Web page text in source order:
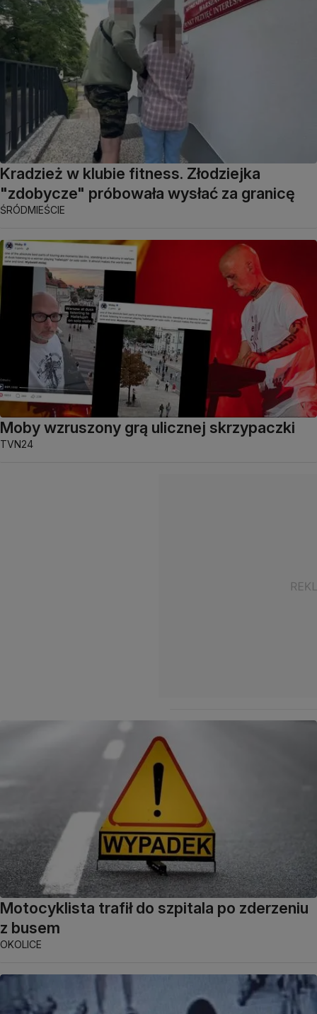
Kradzież w klubie fitness. Złodziejka
"zdobycze" próbowała wysłać za granicę
ŚRÓDMIEŚCIE
Moby wzruszony grą ulicznej skrzypaczki
TVN24
Motocyklista trafił do szpitala po zderzeniu
z busem
OKOLICE